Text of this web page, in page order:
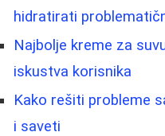
hidratirati
Najbolje kreme za
iskustva korisnika
Kako rešiti probleme
i saveti